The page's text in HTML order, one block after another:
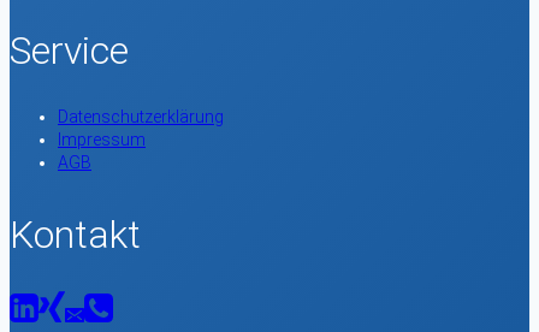
Service
Datenschutzerklärung
Impressum
AGB
Kontakt